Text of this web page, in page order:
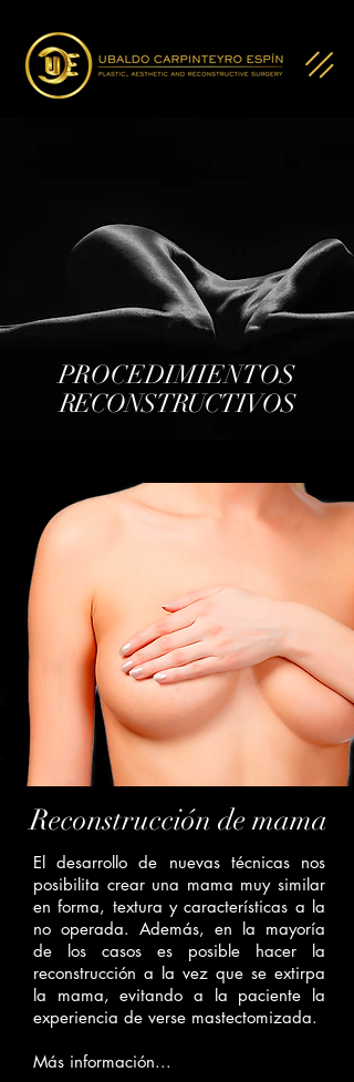
PROCEDIMIENTOS
RECONSTRUCTIVOS
Más información...
Reconstrucción de mama
El desarrollo de nuevas técnicas nos
posibilita crear una mama muy similar
en forma, textura y características a la
no operada. Además, en la mayoría
de los casos es posible hacer la
reconstrucción a la vez que se extirpa
la mama, evitando a la paciente la
experiencia de verse mastectomizada.